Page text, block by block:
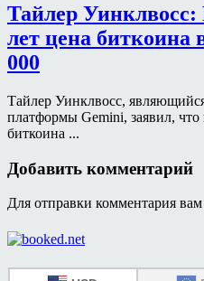
Тайлер
лет цена биткоина
000
Тайлер Уинклвосс,
платформы Gemini, заявил,
биткоина ...
Добавить комментарий
Для отправки комментария